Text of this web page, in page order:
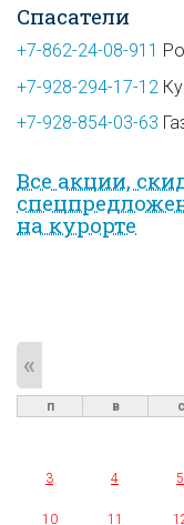
Спасатели
+7-862-24-08-911
+7-928-294-17-12
+7-928-854-03-63
Все акции,
на курорте
«
п в с
3 4 5
10 11